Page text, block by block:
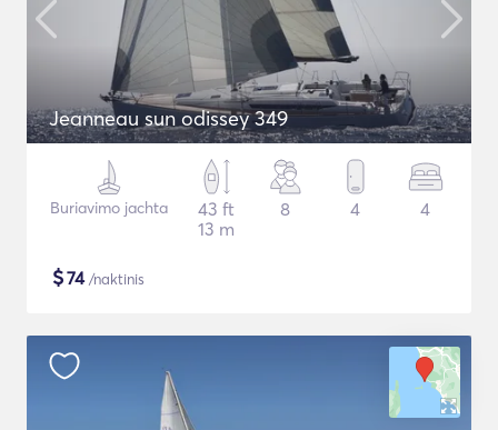
Jeanneau sun odissey 349
Buriavimo jachta
43 ft
13 m
8 4 4
$74/naktinis